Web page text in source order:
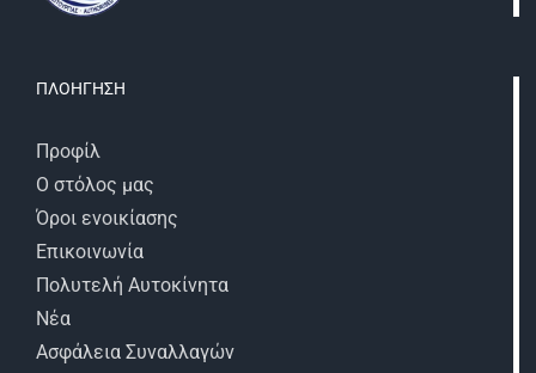
ΠΛΟΗΓΗΣΗ
Προφίλ
Ο στόλος μας
Όροι ενοικίασης
Επικοινωνία
Πολυτελή Αυτοκίνητα
Νέα
Ασφάλεια Συναλλαγών